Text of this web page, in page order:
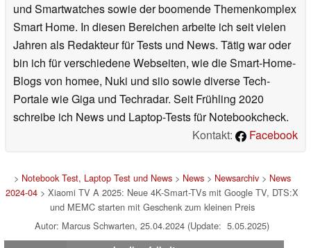
und Smartwatches sowie der boomende Themenkomplex
Smart Home. In diesen Bereichen arbeite ich seit vielen
Jahren als Redakteur für Tests und News. Tätig war oder
bin ich für verschiedene Webseiten, wie die Smart-Home-
Blogs von homee, Nuki und siio sowie diverse Tech-
Portale wie Giga und Techradar. Seit Frühling 2020
schreibe ich News und Laptop-Tests für Notebookcheck.
Kontakt:
Facebook
> Notebook Test, Laptop Test und News> News> Newsarchiv> News
2024-04 > Xiaomi TV A 2025: Neue 4K-Smart-TVs mit Google TV, DTS:X
und MEMC starten mit Geschenk zum kleinen Preis
Autor: Marcus Schwarten, 25.04.2024 (Update: 5.05.2025)